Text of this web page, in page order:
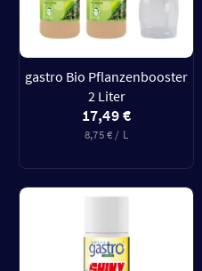
gastro Bio Pflanzenbooster
2 Liter
17,49 €
8,75 € / L